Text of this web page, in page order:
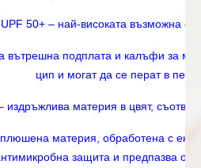
50+ – най-високата възможна
вътрешна подплата и калъфи за
цип и могат да се перат в
издръжлива материя в цвят,
материя, обработена с
защита и предпазва